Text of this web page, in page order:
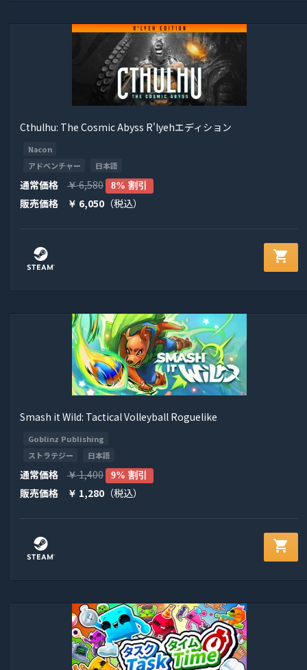
Cthulhu: The Cosmic Abyss R'lyehエディション
Nacon
アドベンチャー
日本語
通常価格 ￥6,580 8% 割引
販売価格 ￥ 6,050 （税込）
shopping_cart
Smash it Wild: Tactical Volleyball Roguelike
Goblinz Publishing
ストラテジー
日本語
通常価格 ￥1,400 9% 割引
販売価格 ￥ 1,280 （税込）
shopping_cart